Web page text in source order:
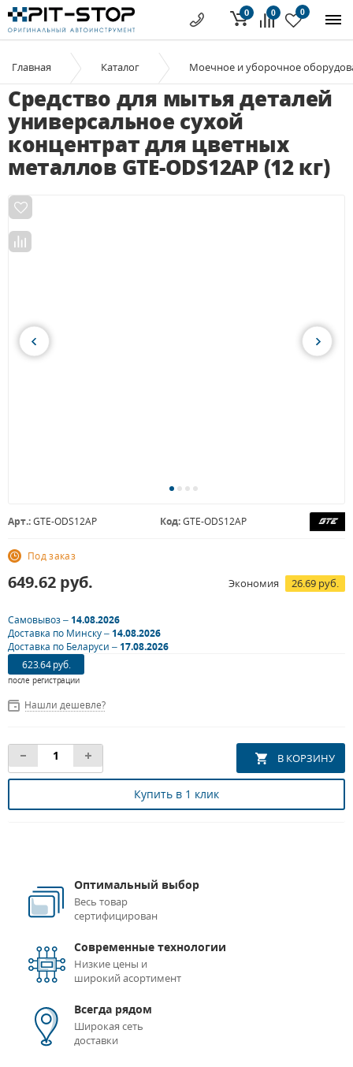
0 0
0
Главная Каталог Моечное и уборочное
Средство для мытья деталей
универсальное сухой
концентрат для цветных
металлов GTE-ODS12AP (12 кг)
Арт.:GTE-ODS12AP Код:GTE-ODS12AP
Под заказ
649.62 руб. Экономия 26.69 руб.
Самовывоз –14.08.2026
Доставка по Минску –14.08.2026
Доставка по Беларуси –17.08.2026
623.64 руб.
после регистрации
Нашли дешевле?
Купить в 1 клик
Оптимальный выбор
Весь товар
сертифицирован
Современные технологии
Низкие цены и
широкий асортимент
Всегда рядом
Широкая сеть
доставки